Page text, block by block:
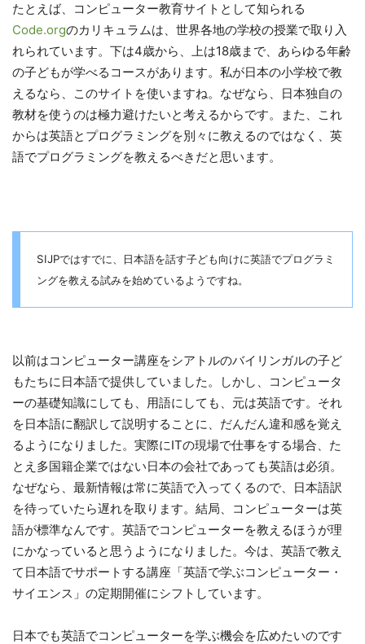
たとえば、コンピューター教育サイトとして知られる
Code.orgのカリキュラムは、世界各地の学校の授業で取り入
れられています。下は4歳から、上は18歳まで、あらゆる年齢
の子どもが学べるコースがあります。私が日本の小学校で教
えるなら、このサイトを使いますね。なぜなら、日本独自の
教材を使うのは極力避けたいと考えるからです。また、これ
からは英語とプログラミングを別々に教えるのではなく、英
語でプログラミングを教えるべきだと思います。
SIJPではすでに、日本語を話す子ども向けに英語でプログラミ
ングを教える試みを始めているようですね。
以前はコンピューター講座をシアトルのバイリンガルの子ど
もたちに日本語で提供していました。しかし、コンピュータ
ーの基礎知識にしても、用語にしても、元は英語です。それ
を日本語に翻訳して説明することに、だんだん違和感を覚え
るようになりました。実際にITの現場で仕事をする場合、た
とえ多国籍企業ではない日本の会社であっても英語は必須。
なぜなら、最新情報は常に英語で入ってくるので、日本語訳
を待っていたら遅れを取ります。結局、コンピューターは英
語が標準なんです。英語でコンピューターを教えるほうが理
にかなっていると思うようになりました。今は、英語で教え
て日本語でサポートする講座「英語で学ぶコンピューター・
サイエンス」の定期開催にシフトしています。
日本でも英語でコンピューターを学ぶ機会を広めたいのです